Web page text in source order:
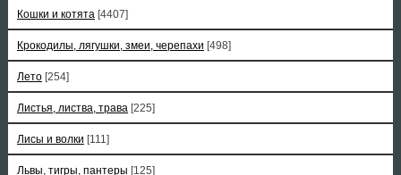
Кошки и котята [4407]
Крокодилы, лягушки, змеи, черепахи [498]
Лето [254]
Листья, листва, трава [225]
Лисы и волки [111]
Львы, тигры, пантеры [125]